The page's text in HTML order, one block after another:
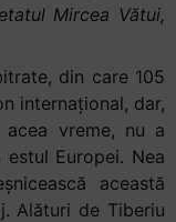
Mircea Vătui,
din care 105
internațional, dar,
vreme, nu a
Europei. Nea
această
Alături de Tiberiu